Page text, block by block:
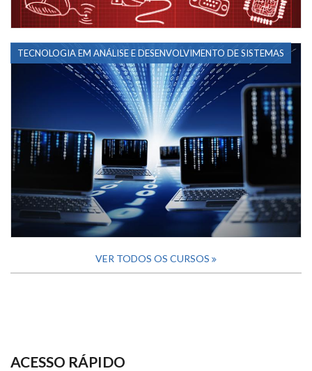
TECNOLOGIA EM ANÁLISE E DESENVOLVIMENTO DE SISTEMAS
VER TODOS OS CURSOS
ACESSO RÁPIDO